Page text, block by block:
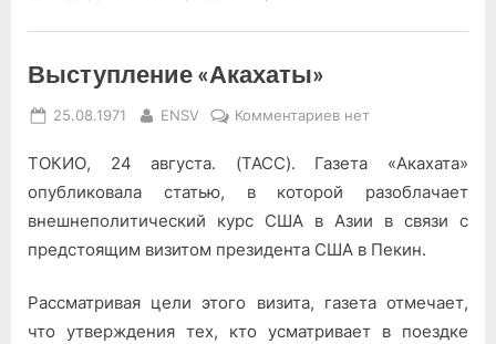
Выступление «Акахаты»
Posted
25.08.1971 By
ENSV Комментариевк
Выступление
«Акахаты»
нет
ТОКИО, 24 августа. (ТАСС). Га­зета «Акахата»
опубликовала статью, в которой разоблачает
внешнеполи­тический курс США в Азии в связи с
предстоящим визитом президента США в Пекин.
Рассматривая цели этого визита, газета отмечает,
что утверждения тех, кто усматривает в поездке